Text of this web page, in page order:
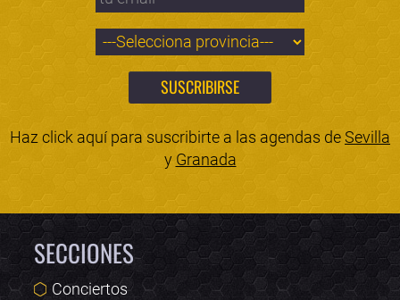
Haz click aquí para suscribirte a las agendas deSevilla
y Granada
SECCIONES
Conciertos